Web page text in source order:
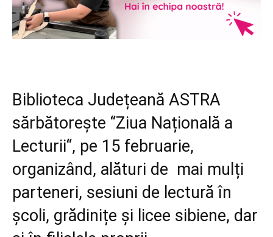
Biblioteca Județeană ASTRA
sărbătorește “Ziua Națională a
Lecturii“, pe 15 februarie,
organizând, alături de mai mulți
parteneri, sesiuni de lectură în
școli, grădinițe și licee sibiene, dar